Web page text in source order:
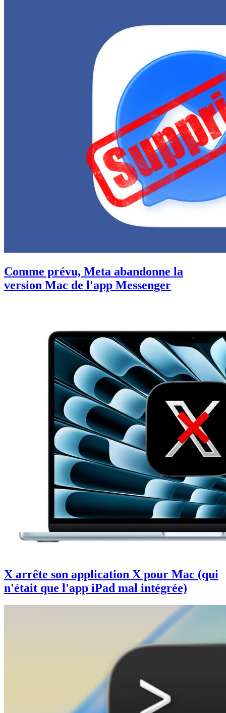
Comme prévu, Meta abandonne la
version Mac de l'app Messenger
X arrête son application X pour Mac (qui
n'était que l'app iPad mal intégrée)